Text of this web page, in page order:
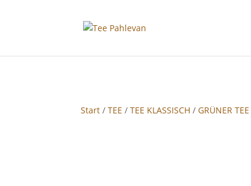
Start /TEE /TEE KLASSISCH /GRÜNER TEE